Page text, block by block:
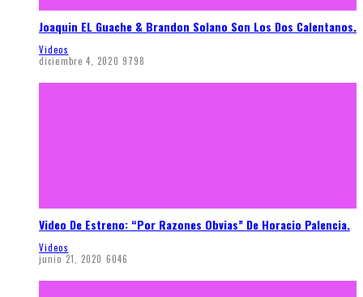
Joaquin EL Guache & Brandon Solano Son Los Dos Calentanos.
Videos
diciembre 4, 2020 9798
Video De Estreno: “Por Razones Obvias” De Horacio Palencia.
Videos
junio 21, 2020 6046